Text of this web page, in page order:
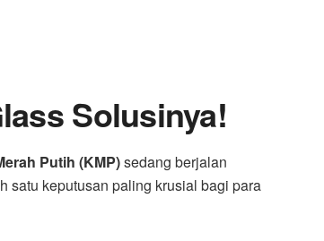
Solusinya!
Putih (KMP)sedang berjalan
satu keputusan paling krusial bagi para